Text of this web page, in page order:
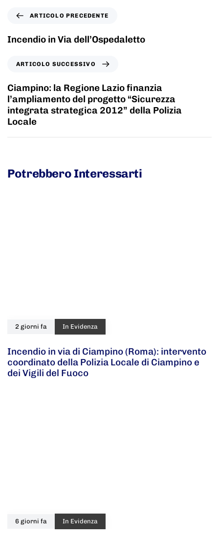
ARTICOLO PRECEDENTE
Incendio in Via dell’Ospedaletto
ARTICOLO SUCCESSIVO
Ciampino: la Regione Lazio finanzia
l’ampliamento del progetto “Sicurezza
integrata strategica 2012” della Polizia
Locale
Potrebbero Interessarti
2 giorni fa In Evidenza
Incendio in via di Ciampino (Roma): intervento
coordinato della Polizia Locale di Ciampino e
dei Vigili del Fuoco
6 giorni fa In Evidenza